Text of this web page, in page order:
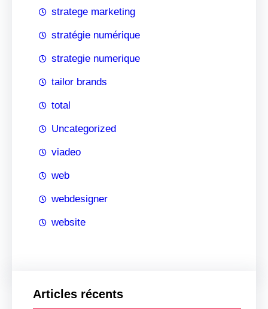
stratege marketing
stratégie numérique
strategie numerique
tailor brands
total
Uncategorized
viadeo
web
webdesigner
website
Articles récents